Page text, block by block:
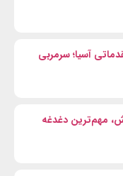
برای مقدماتی آسیا؛ سرمربی
مهم‌ترین دغدغه